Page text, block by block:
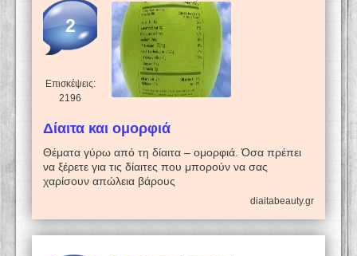
2
Επισκέψεις:
2196
Δίαιτα και ομορφιά
Θέματα γύρω από τη δίαιτα – ομορφιά. Όσα πρέπει
να ξέρετε για τις δίαιτες που μπορούν να σας
χαρίσουν απώλεια βάρους
diaitabeauty.gr